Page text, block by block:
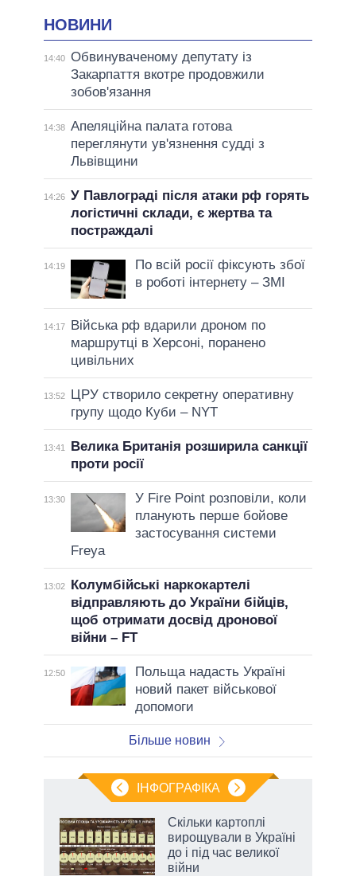
НОВИНИ
14:40 Обвинуваченому депутату із
Закарпаття вкотре продовжили
зобов'язання
14:38 Апеляційна палата готова
переглянути ув'язнення судді з
Львівщини
14:26 У Павлограді після атаки рф горять
логістичні склади, є жертва та
постраждалі
14:19
По всій росії фіксують збої
в роботі інтернету – ЗМІ
14:17
Війська рф вдарили дроном по
маршрутці в Херсоні, поранено
цивільних
13:52
ЦРУ створило секретну оперативну
групу щодо Куби – NYT
13:41
Велика Британія розширила санкції
проти росії
13:30
У Fire Point розповіли, коли
планують перше бойове
застосування системи
Freya
13:02
Колумбійські наркокартелі
відправляють до України бійців,
щоб отримати досвід дронової
війни – FT
12:50
Польща надасть Україні
новий пакет військової
допомоги
Більше новин
ІНФОГРАФІКА
Скільки картоплі
вирощували в Україні
до і під час великої
війни